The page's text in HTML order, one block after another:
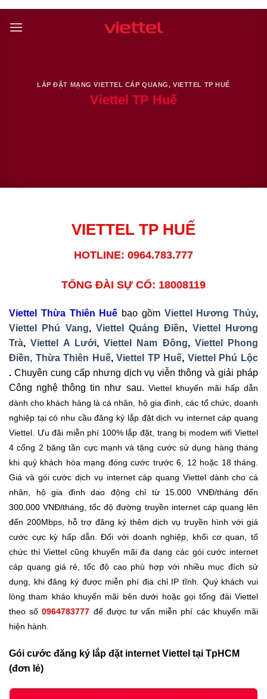
Skip
LẮP ĐẶT MẠNG VIETTEL CÁP QUANG,VIETTEL TP HUẾ
Viettel TP Huế
VIETTEL TP HUẾ
HOTLINE: 0964.783.777
TỔNG ĐÀI SỰ CỐ: 18008119
Viettel Thừa Thiên Huế bao gồm Viettel Hương Thủy,
Viettel Phú Vang, Viettel Quảng Điền, Viettel Hương
Trà,Viettel A Lưới, Viettel Nam Đông, Viettel Phong
Điền, Thừa Thiên Huế,Viettel TP Huế, Viettel Phú Lộc
. Chuyên cung cấp nhưng dịch vụ viễn thông và giải pháp
Công nghệ thông tin như sau. Viettel khuyến mãi hấp dẫn
dành cho khách hàng là cá nhân, hộ gia đình, các tổ chức, doanh
nghiệp tại có nhu cầu đăng ký lắp đặt dịch vụ internet cáp quang
Viettel. Ưu đãi miễn phí 100% lắp đặt, trang bị modem wifi Viettel
4 cổng 2 băng tần cực mạnh và tặng cước sử dụng hàng tháng
khi quý khách hòa mạng đóng cước trước 6, 12 hoặc 18 tháng.
Giá và gói cước dịch vụ internet cáp quang Viettel dành cho cá
nhân, hộ gia đình dao động chỉ từ 15.000 VNĐ/tháng đến
300.000 VNĐ/tháng, tốc độ đường truyền internet cáp quang lên
đến 200Mbps, hỗ trợ đăng ký thêm dịch vụ truyền hình với giá
cước cực kỳ hấp dẫn. Đối với doanh nghiệp, khối cơ quan, tổ
chức thì Viettel cũng khuyến mãi đa dạng các gói cước internet
cáp quang giá rẻ, tốc độ cao phù hợp với nhiều mục đích sử
dụng, khi đăng ký được miễn phí địa chỉ IP tĩnh. Quý khách vui
lòng tham khảo khuyến mãi bên dưới hoặc gọi tổng đài Viettel
theo số0964783777 để được tư vấn miễn phí các khuyến mãi
hiện hành.
Gói cước đăng ký lắp đặt internet Viettel tại TpHCM
(đơn lẻ)